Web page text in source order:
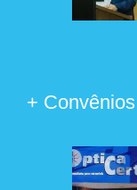
+ Convênios